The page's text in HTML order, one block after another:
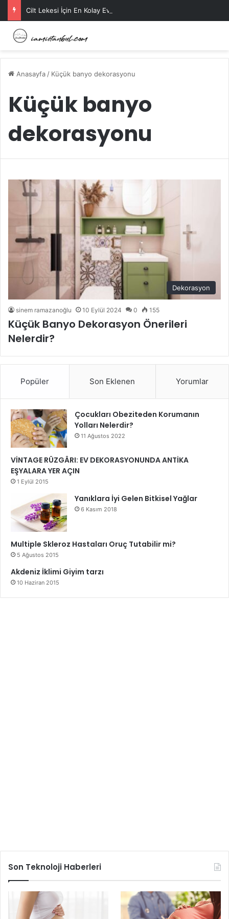
Cilt Lekesi İçin En Kolay Ev Maskeleri Nelerdir?
Anasayfa / Küçük banyo dekorasyonu
Küçük banyo
dekorasyonu
Dekorasyon
sinem ramazanoğlu 10 Eylül 2024 0 155
Küçük Banyo Dekorasyon Önerileri
Nelerdir?
Popüler Son Eklenen Yorumlar
Çocukları Obeziteden Korumanın
Yolları Nelerdir?
11 Ağustos 2022
VİNTAGE RÜZGÂRI: EV DEKORASYONUNDA ANTİKA
EŞYALARA YER AÇIN
1 Eylül 2015
Yanıklara İyi Gelen Bitkisel Yağlar
6 Kasım 2018
Multiple Skleroz Hastaları Oruç Tutabilir mi?
5 Ağustos 2015
Akdeniz İklimi Giyim tarzı
10 Haziran 2015
Son Teknoloji Haberleri